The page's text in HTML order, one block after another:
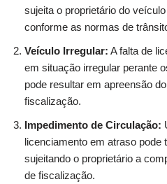
sujeita o proprietário do
conforme as normas de
Veículo Irregular: A falta de
em situação irregular perante
pode resultar em apreensão
fiscalização.
Impedimento de Circulação:
licenciamento em atraso pode
sujeitando o proprietário a
de fiscalização.